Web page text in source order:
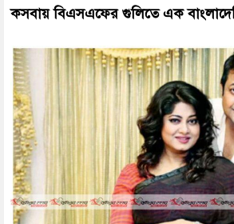
কসবায় বিএসএফের গুলিতে এক